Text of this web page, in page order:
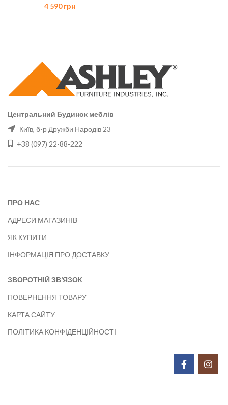
4 590грн
Центральний Будинок меблів
Київ, б-р Дружби Народів 23
+38 (097) 22-88-222
ПРО НАС
АДРЕСИ МАГАЗИНІВ
ЯК КУПИТИ
ІНФОРМАЦІЯ ПРО ДОСТАВКУ
ЗВОРОТНІЙ ЗВ’ЯЗОК
ПОВЕРНЕННЯ ТОВАРУ
КАРТА САЙТУ
ПОЛІТИКА КОНФІДЕНЦІЙНОСТІ